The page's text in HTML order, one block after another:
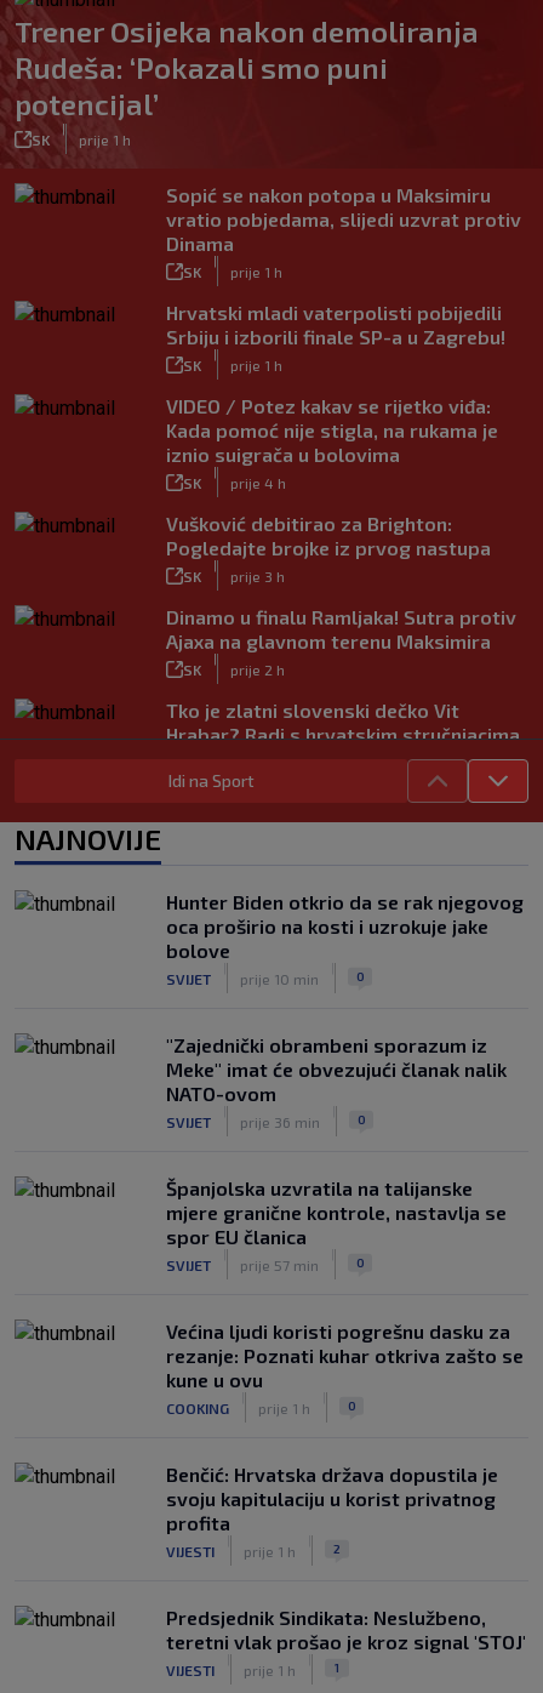
Trener Osijeka nakon demoliranja
Rudeša: ‘Pokazali smo puni
potencijal’
SK prije 1 h
Sopić se nakon potopa u Maksimiru
vratio pobjedama, slijedi uzvrat protiv
Dinama
SK prije 1 h
Hrvatski mladi vaterpolisti pobijedili
Srbiju i izborili finale SP-a u Zagrebu!
SK prije 1 h
VIDEO / Potez kakav se rijetko viđa:
Kada pomoć nije stigla, na rukama je
iznio suigrača u bolovima
SK prije 4 h
Vušković debitirao za Brighton:
Pogledajte brojke iz prvog nastupa
SK prije 3 h
Dinamo u finalu Ramljaka! Sutra protiv
Ajaxa na glavnom terenu Maksimira
SK prije 2 h
Tko je zlatni slovenski dečko Vit
Hrabar? Radi s hrvatskim stručnjacima,
SK
|
prije 3 h
Vodič za prvenstvo Nizozemske na SK:
Hrvati
SK prije 5 h
Slatke muke za Bilića: Bio je na širem
popisu Vatrenih za SP, a sada je
SK prije 5 h
Idi na Sport
NAJNOVIJE
Hunter Biden otkrio da se rak njegovog
oca proširio na kosti i uzrokuje jake
bolove
SVIJET prije 10 min 0
"Zajednički obrambeni sporazum iz
Meke" imat će obvezujući članak nalik
NATO-ovom
SVIJET prije 36 min 0
Španjolska uzvratila na talijanske
mjere granične kontrole, nastavlja se
spor EU članica
SVIJET prije 57 min 0
Većina ljudi koristi pogrešnu dasku za
rezanje: Poznati kuhar otkriva zašto se
kune u ovu
COOKING prije 1 h 0
Benčić: Hrvatska država dopustila je
svoju kapitulaciju u korist privatnog
profita
VIJESTI prije 1 h 2
Predsjednik Sindikata: Neslužbeno,
teretni vlak prošao je kroz signal 'STOJ'
VIJESTI prije 1 h 1